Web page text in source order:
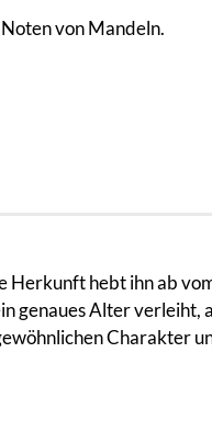
von Mandeln.
Herkunft hebt ihn ab
genaues Alter verleiht,
Charakter